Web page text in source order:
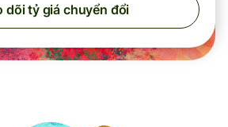
dõi tỷ giá chuyển đổi